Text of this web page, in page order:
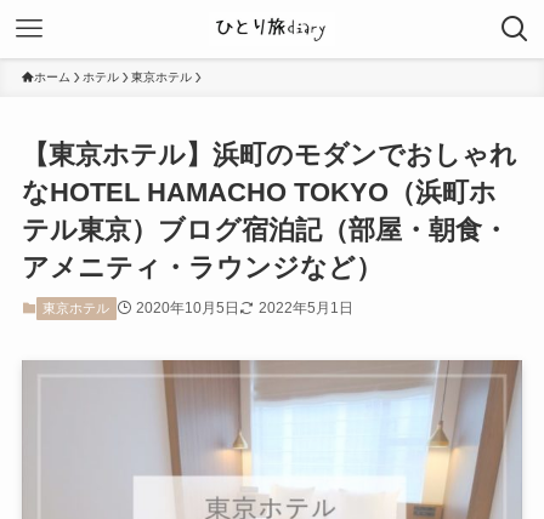
ホーム ホテル 東京ホテル
【東京ホテル】浜町のモダンでおしゃれ
なHOTEL HAMACHO TOKYO（浜町ホ
テル東京）ブログ宿泊記（部屋・朝食・
アメニティ・ラウンジなど）
東京ホテル 2020年10月5日 2022年5月1日